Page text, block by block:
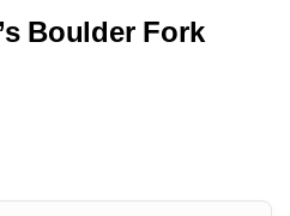
Boulder Fork